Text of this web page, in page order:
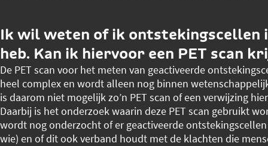
Ik wil weten of ik ontstekingscellen
heb. Kan ik hiervoor een PET scan
De PET scan voor het meten van geactiveerde
heel complex en wordt alleen nog binnen
is daarom niet mogelijk zo’n PET scan of een verwijzing
Daarbij is het onderzoek waarin deze PET scan gebruikt
wordt nog onderzocht of er geactiveerde
wie) en of dit ook verband houdt met de klachten die